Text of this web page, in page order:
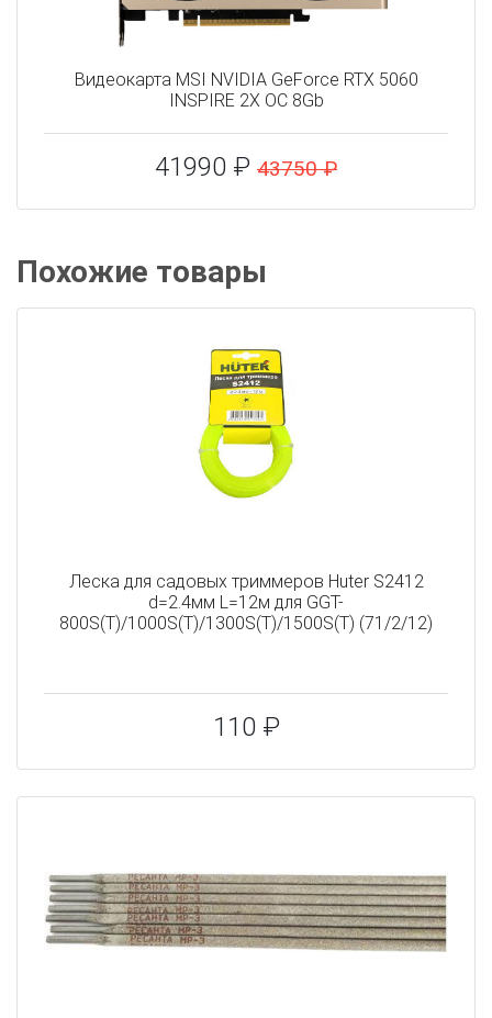
Видеокарта MSI NVIDIA GeForce RTX 5060
INSPIRE 2X OC 8Gb
41990 ₽ 43750 ₽
Похожие товары
Леска для садовых триммеров Huter S2412
d=2.4мм L=12м для GGT-
800S(T)/1000S(T)/1300S(T)/1500S(T) (71/2/12)
110 ₽